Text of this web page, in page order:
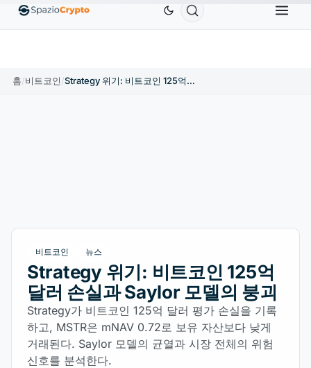
EthereumETHUS$1,880.58 Tether USDT ↑0.00% BNB
홈/비트코인/ Strategy 위기: 비트코인 125억 달러 손실과 Saylor 모델의 붕괴
비트코인 뉴스
Strategy 위기: 비트코인 125억
달러 손실과 Saylor 모델의 붕괴
Strategy가 비트코인 125억 달러 평가 손실을 기록
하고, MSTR은 mNAV 0.72로 보유 자산보다 낮게
거래된다. Saylor 모델의 균열과 시장 전체의 위험
신호를 분석한다.